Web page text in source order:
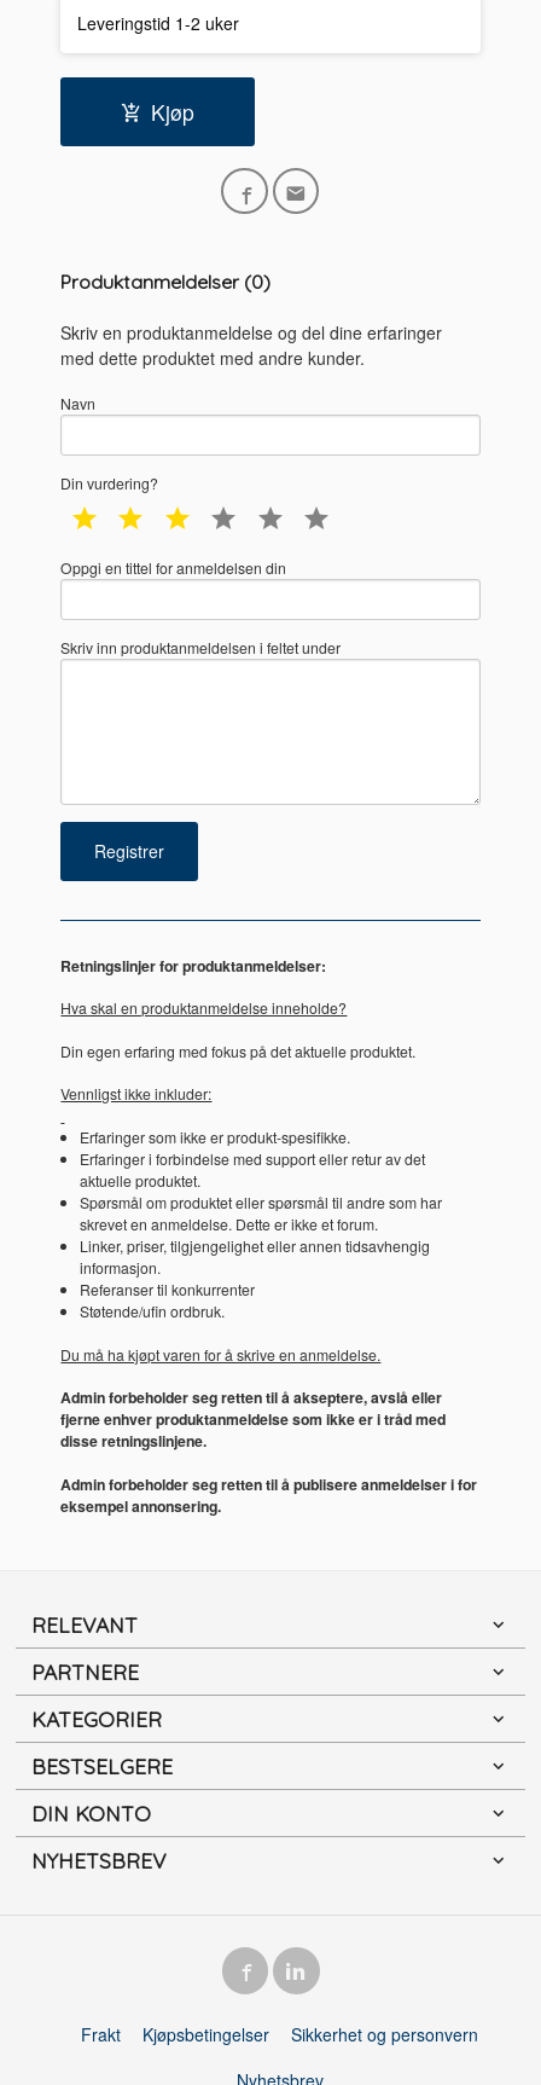
Leveringstid 1-2 uker
Kjøp
Produktanmeldelser (0)
Skriv en produktanmeldelse og del dine erfaringer
med dette produktet med andre kunder.
Navn
Din vurdering?
1 star 2 star 3 star 4 star 5 star
Oppgi en tittel for anmeldelsen din
Skriv inn produktanmeldelsen i feltet under
Retningslinjer for produktanmeldelser:
Hva skal en produktanmeldelse inneholde?
Din egen erfaring med fokus på det aktuelle produktet.
Vennligst ikke inkluder:
Erfaringer som ikke er produkt-spesifikke.
Erfaringer i forbindelse med support eller retur av det
aktuelle produktet.
Spørsmål om produktet eller spørsmål til andre som har
skrevet en anmeldelse. Dette er ikke et forum.
Linker, priser, tilgjengelighet eller annen tidsavhengig
informasjon.
Referanser til konkurrenter
Støtende/ufin ordbruk.
Du må ha kjøpt varen for å skrive en anmeldelse.
Admin forbeholder seg retten til å akseptere, avslå eller
fjerne enhver produktanmeldelse som ikke er i tråd med
disse retningslinjene.
Admin forbeholder seg retten til å publisere anmeldelser i for
eksempel annonsering.
RELEVANT
PARTNERE
KATEGORIER
BESTSELGERE
DIN KONTO
NYHETSBREV
Frakt Kjøpsbetingelser
Sikkerhet og personvern
Nyhetsbrev